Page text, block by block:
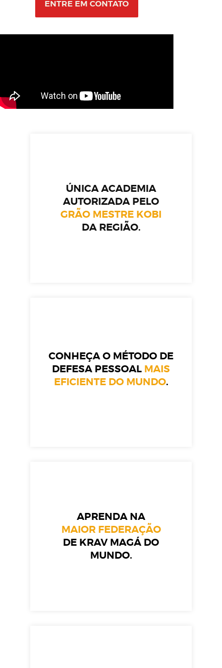
ENTRE EM CONTATO
ÚNICA ACADEMIA
AUTORIZADA PELO
GRÃO MESTRE KOBI
DA REGIÃO.
CONHEÇA O MÉTODO DE
DEFESA PESSOAL MAIS
EFICIENTE DO MUNDO.
APRENDA NA
MAIOR FEDERAÇÃO
DE KRAV MAGÁ DO
MUNDO.